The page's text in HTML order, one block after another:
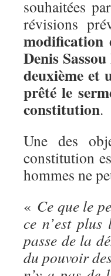
souhaitées
révisions
Denis
deuxième et
prêté le
constitution.
Une des
constitution
hommes ne
« Ce que le
ce n’est
passe de la
du pouvoir